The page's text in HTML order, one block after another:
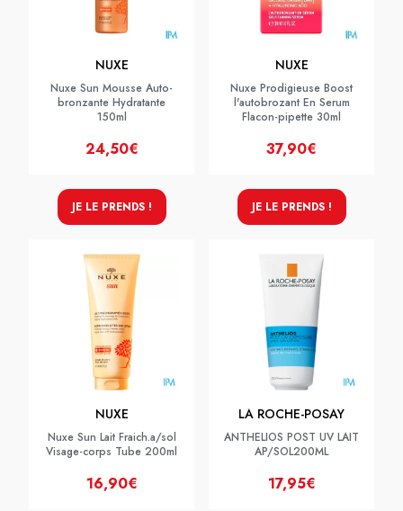
NUXE
Nuxe Sun Mousse Auto-
bronzante Hydratante
150ml
24,50€
JE LE PRENDS !
NUXE
Nuxe Prodigieuse Boost
l'autobrozant En Serum
Flacon-pipette 30ml
37,90€
JE LE PRENDS !
NUXE
Nuxe Sun Lait Fraich.a/sol
Visage-corps Tube 200ml
16,90€
LA ROCHE-POSAY
ANTHELIOS POST UV LAIT
AP/SOL200ML
17,95€